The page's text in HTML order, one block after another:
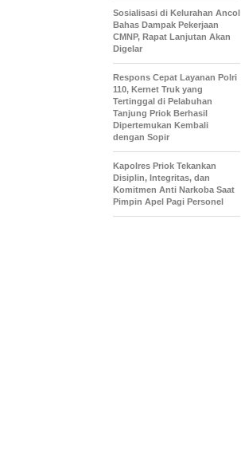
Sosialisasi di Kelurahan Ancol
Bahas Dampak Pekerjaan
CMNP, Rapat Lanjutan Akan
Digelar
Respons Cepat Layanan Polri
110, Kernet Truk yang
Tertinggal di Pelabuhan
Tanjung Priok Berhasil
Dipertemukan Kembali
dengan Sopir
Kapolres Priok Tekankan
Disiplin, Integritas, dan
Komitmen Anti Narkoba Saat
Pimpin Apel Pagi Personel